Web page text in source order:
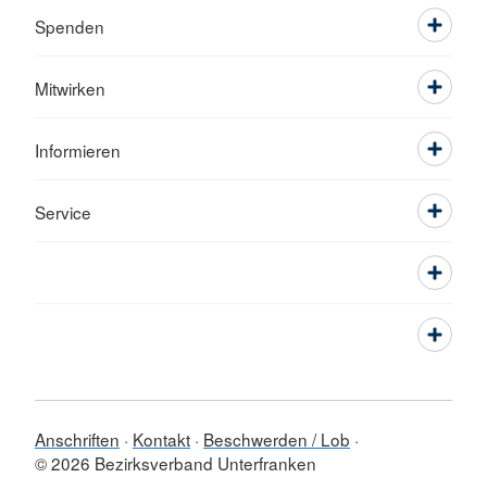
Spenden
Mitwirken
Informieren
Service
Anschriften Kontakt Beschwerden / Lob
© 2026 Bezirksverband Unterfranken